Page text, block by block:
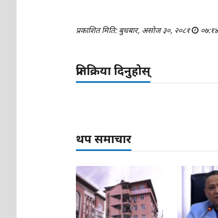
प्रकाशित मिति: बुधबार, असोज ३०, २०८१ ०७:१४
प्रतिक्रिया दिनुहोस्
थप समाचार